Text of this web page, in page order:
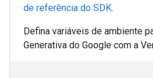
de referência do SDK.
Defina variáveis de ambiente
Generativa do Google com a